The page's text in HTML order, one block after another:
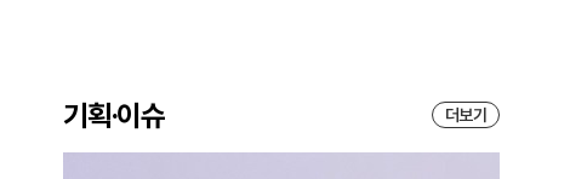
기획·이슈 더보기